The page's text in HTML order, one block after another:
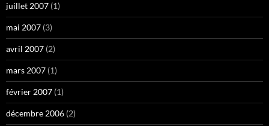
juillet 2007 (1)
mai 2007 (3)
avril 2007 (2)
mars 2007 (1)
février 2007 (1)
décembre 2006 (2)